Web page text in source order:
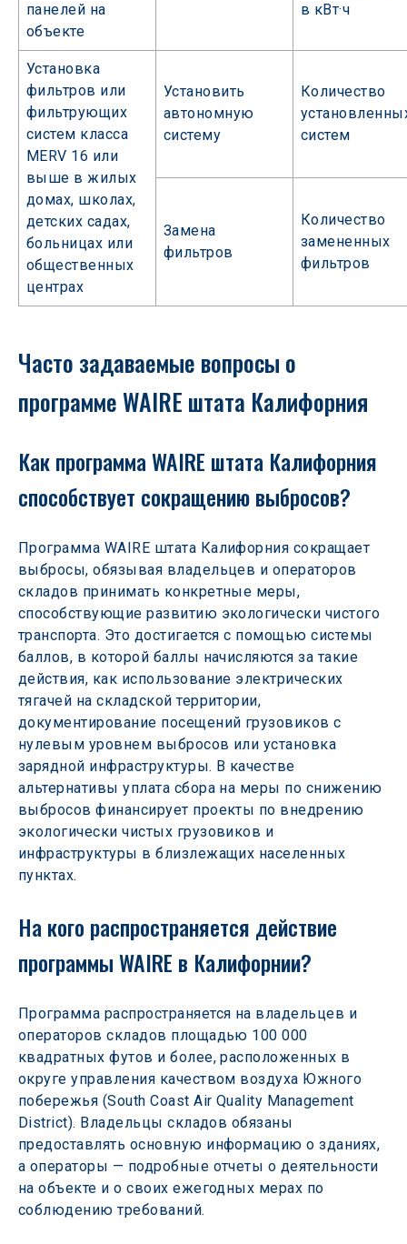
панелей на
объекте
в кВт·ч
Установка
фильтров или
фильтрующих
систем класса
MERV 16 или
выше в жилых
домах, школах,
детских садах,
больницах или
общественных
центрах
Установить
автономную
систему
Количество
систем
Замена
фильтров
Количество
замененных
фильтров
Часто задаваемые вопросы о
программе WAIRE штата Калифорния
Как программа WAIRE штата Калифорния
способствует сокращению выбросов?
Программа WAIRE штата Калифорния сокращает
выбросы, обязывая владельцев и операторов
складов принимать конкретные меры,
способствующие развитию экологически чистого
транспорта. Это достигается с помощью системы
баллов, в которой баллы начисляются за такие
действия, как использование электрических
тягачей на складской территории,
документирование посещений грузовиков с
нулевым уровнем выбросов или установка
зарядной инфраструктуры. В качестве
альтернативы уплата сбора на меры по снижению
выбросов финансирует проекты по внедрению
экологически чистых грузовиков и
инфраструктуры в близлежащих населенных
пунктах.
На кого распространяется действие
программы WAIRE в Калифорнии?
Программа распространяется на владельцев и
операторов складов площадью 100 000
квадратных футов и более, расположенных в
округе управления качеством воздуха Южного
побережья (South Coast Air Quality Management
District). Владельцы складов обязаны
предоставлять основную информацию о зданиях,
а операторы — подробные отчеты о деятельности
на объекте и о своих ежегодных мерах по
соблюдению требований.